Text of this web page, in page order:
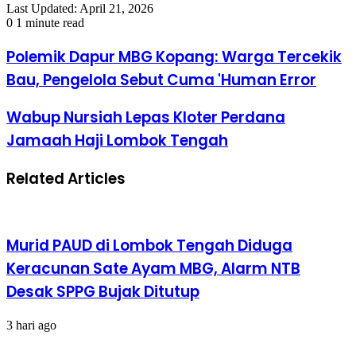
Last Updated: April 21, 2026
0 1 minute read
Polemik Dapur MBG Kopang: Warga Tercekik
Bau, Pengelola Sebut Cuma 'Human Error
Wabup Nursiah Lepas Kloter Perdana
Jamaah Haji Lombok Tengah
Related Articles
Murid PAUD di Lombok Tengah Diduga
Keracunan Sate Ayam MBG, Alarm NTB
Desak SPPG Bujak Ditutup
3 hari ago